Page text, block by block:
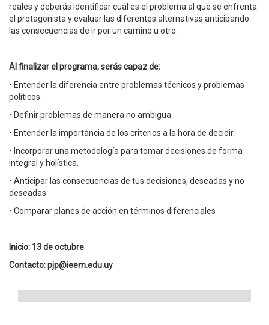
reales y deberás identificar cuál es el problema al que se enfrenta
el protagonista y evaluar las diferentes alternativas anticipando
las consecuencias de ir por un camino u otro.
Al finalizar el programa, serás capaz de:
• Entender la diferencia entre problemas técnicos y problemas
políticos.
• Definir problemas de manera no ambigua.
• Entender la importancia de los criterios a la hora de decidir.
• Incorporar una metodología para tomar decisiones de forma
integral y holística.
• Anticipar las consecuencias de tus decisiones, deseadas y no
deseadas.
• Comparar planes de acción en términos diferenciales
Inicio: 13 de octubre
Contacto: pjp@ieem.edu.uy